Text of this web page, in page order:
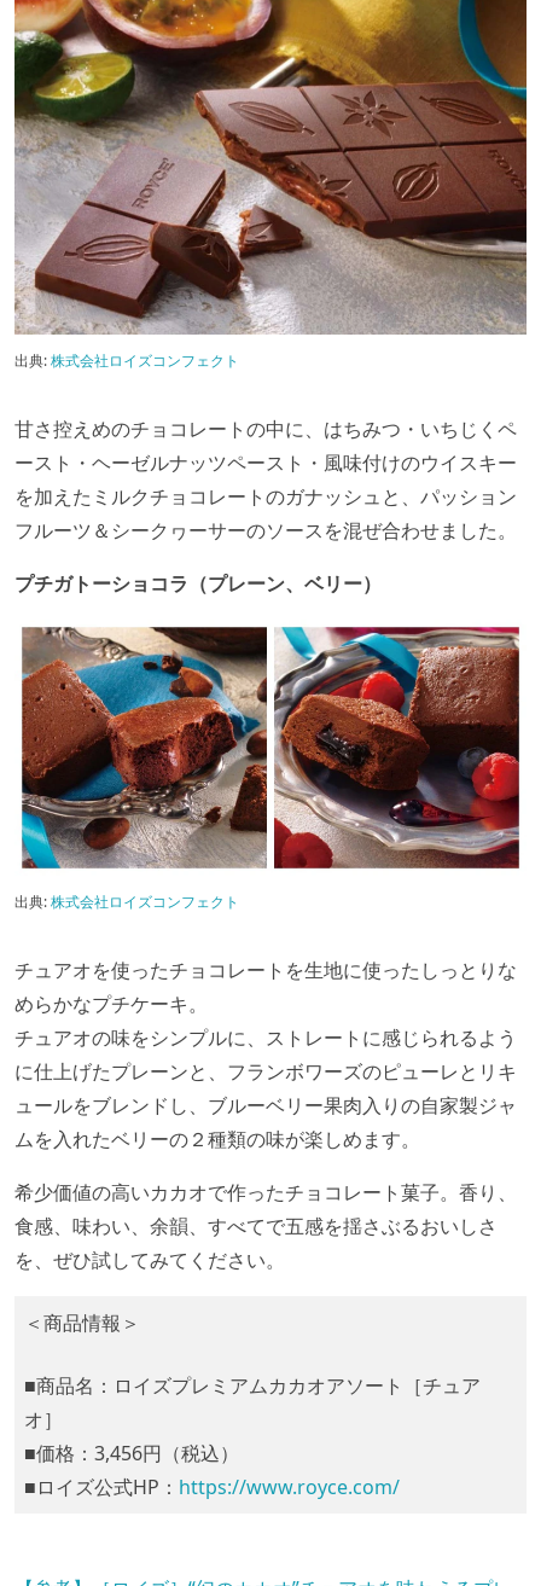
出典:株式会社ロイズコンフェクト
甘さ控えめのチョコレートの中に、はちみつ・いちじくペ
ースト・ヘーゼルナッツペースト・風味付けのウイスキー
を加えたミルクチョコレートのガナッシュと、パッション
フルーツ＆シークヮーサーのソースを混ぜ合わせました。
プチガトーショコラ（プレーン、ベリー）
出典:株式会社ロイズコンフェクト
チュアオを使ったチョコレートを生地に使ったしっとりな
めらかなプチケーキ。
チュアオの味をシンプルに、ストレートに感じられるよう
に仕上げたプレーンと、フランボワーズのピューレとリキ
ュールをブレンドし、ブルーベリー果肉入りの自家製ジャ
ムを入れたベリーの２種類の味が楽しめます。
希少価値の高いカカオで作ったチョコレート菓子。香り、
食感、味わい、余韻、すべてで五感を揺さぶるおいしさ
を、ぜひ試してみてください。
＜商品情報＞
■商品名：ロイズプレミアムカカオアソート［チュア
オ］
■価格：3,456円（税込）
■ロイズ公式HP： https://www.royce.com/